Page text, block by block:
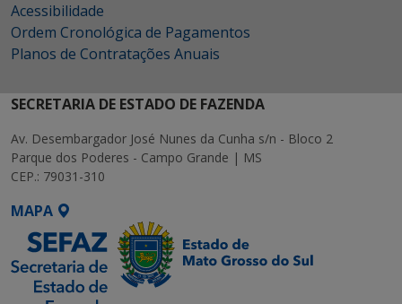
Acessibilidade
Ordem Cronológica de Pagamentos
Planos de Contratações Anuais
SECRETARIA DE ESTADO DE FAZENDA
Av. Desembargador José Nunes da Cunha s/n - Bloco 2
Parque dos Poderes - Campo Grande | MS
CEP.: 79031-310
MAPA